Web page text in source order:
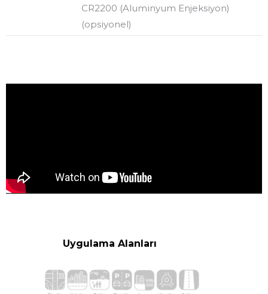
CR2200 (Aluminyum Enjeksiyon)
(opsiyonel)
Uygulama Alanları